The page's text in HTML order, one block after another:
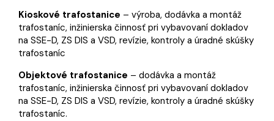
Kioskové trafostanice – výroba, dodávka a montáž
trafostaníc, inžinierska činnosť pri vybavovaní dokladov
na SSE-D, ZS DIS a VSD, revízie, kontroly a úradné skúšky
trafostaníc
Objektové trafostanice – dodávka a montáž
trafostaníc, inžinierska činnosť pri vybavovaní dokladov
na SSE-D, ZS DIS a VSD, revízie, kontroly a úradné skúšky
trafostaníc.